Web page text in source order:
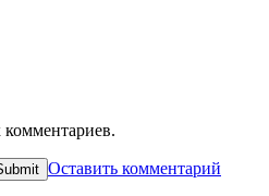
Оставить комментарий